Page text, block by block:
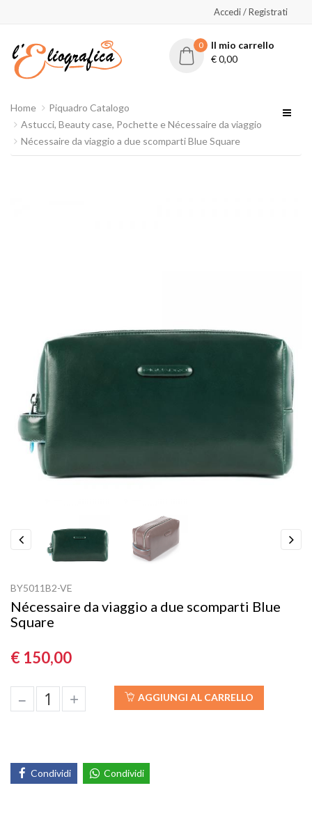
Accedi / Registrati
0
Il mio carrello
€0,00
Home
Piquadro Catalogo
Astucci, Beauty case, Pochette e Nécessaire da viaggio
Nécessaire da viaggio a due scomparti Blue Square
Previous
BY5011B2-VE
Nécessaire da viaggio a due scomparti Blue
Square
€ 150,00
– + AGGIUNGI AL CARRELLO
Condividi Condividi